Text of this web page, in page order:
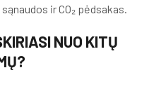
ir CO₂ pėdsakas.
NUO KITŲ